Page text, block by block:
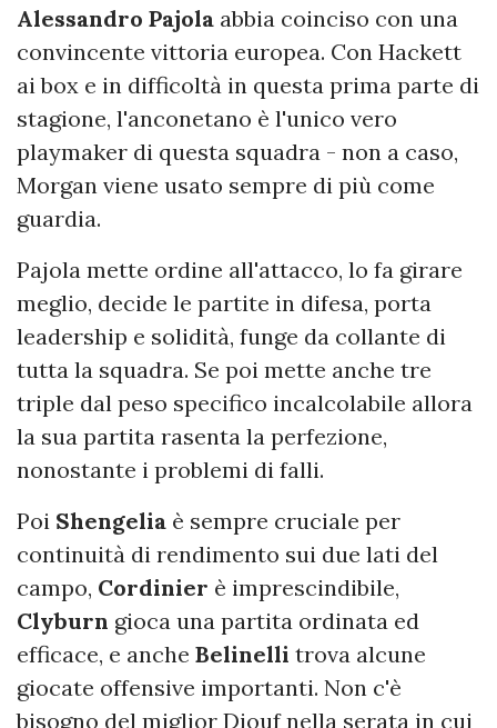
Alessandro Pajola abbia coinciso con una
convincente vittoria europea. Con Hackett
ai box e in difficoltà in questa prima parte di
stagione, l'anconetano è l'unico vero
playmaker di questa squadra - non a caso,
Morgan viene usato sempre di più come
guardia.
Pajola mette ordine all'attacco, lo fa girare
meglio, decide le partite in difesa, porta
leadership e solidità, funge da collante di
tutta la squadra. Se poi mette anche tre
triple dal peso specifico incalcolabile allora
la sua partita rasenta la perfezione,
nonostante i problemi di falli.
Poi Shengelia è sempre cruciale per
continuità di rendimento sui due lati del
campo, Cordinier è imprescindibile,
Clyburn gioca una partita ordinata ed
efficace, e anche Belinelli trova alcune
giocate offensive importanti. Non c'è
bisogno del miglior Diouf nella serata in cui